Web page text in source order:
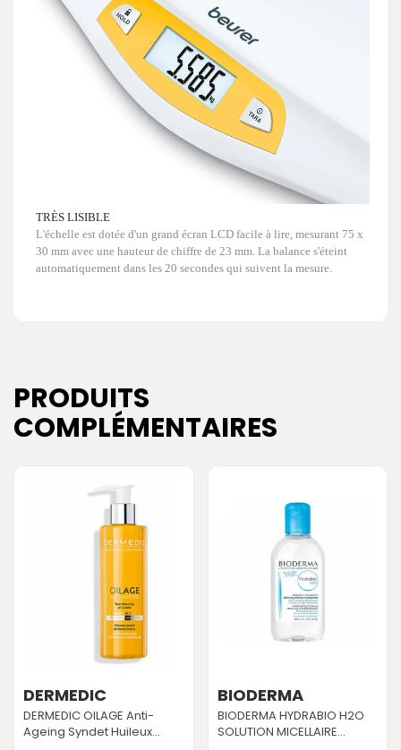
TRÈS LISIBLE
L'échelle est dotée d'un grand écran LCD facile à lire, mesurant 75 x
30 mm avec une hauteur de chiffre de 23 mm. La balance s'éteint
automatiquement dans les 20 secondes qui suivent la mesure.
PRODUITS
COMPLÉMENTAIRES
DERMEDIC
DERMEDIC OILAGE Anti-
Ageing Syndet Huileux...
BIODERMA
BIODERMA HYDRABIO H2O
SOLUTION MICELLAIRE...